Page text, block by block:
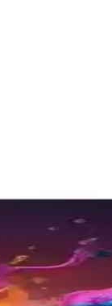
Bu analizde
Özellikler